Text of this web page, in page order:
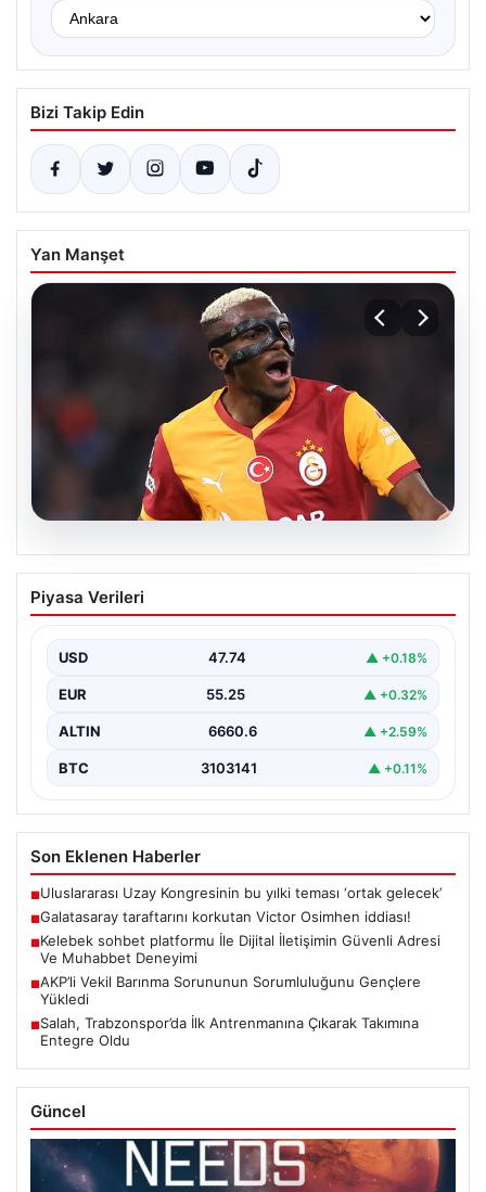
Bizi Takip Edin
Yan Manşet
08.08.2026
Galatasaray taraftarını korkutan Victor
Osimhen iddiası!
Piyasa Verileri
USD 47.74 ▲ +0.18%
EUR 55.25 ▲ +0.32%
ALTIN 6660.6 ▲ +2.59%
BTC 3103141 ▲ +0.11%
Son Eklenen Haberler
■Uluslararası Uzay Kongresinin bu yılki teması ‘ortak gelecek’
■Galatasaray taraftarını korkutan Victor Osimhen iddiası!
■Kelebek sohbet platformu İle Dijital İletişimin Güvenli Adresi
Ve Muhabbet Deneyimi
■AKP’li Vekil Barınma Sorununun Sorumluluğunu Gençlere
Yükledi
■Salah, Trabzonspor’da İlk Antrenmanına Çıkarak Takımına
Entegre Oldu
Güncel